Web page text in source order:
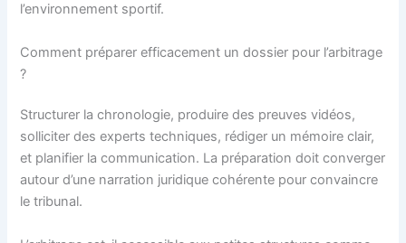
l’environnement sportif.
Comment préparer efficacement un dossier pour l’arbitrage
?
Structurer la chronologie, produire des preuves vidéos,
solliciter des experts techniques, rédiger un mémoire clair,
et planifier la communication. La préparation doit converger
autour d’une narration juridique cohérente pour convaincre
le tribunal.